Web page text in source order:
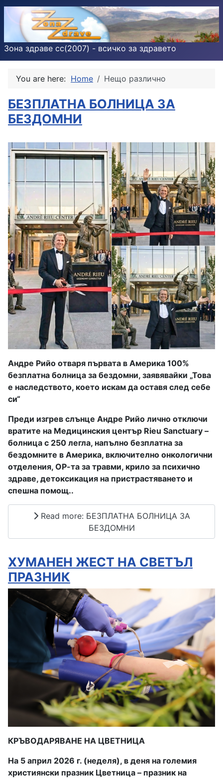
Зона здраве cc(2007) - всичко за здравето
You are here: Home Нещо различно
БЕЗПЛАТНА БОЛНИЦА ЗА
БЕЗДОМНИ
Андре Рийо отваря първата в Америка 100%
безплатна болница за бездомни, заявявайки „Това
е наследството, което искам да оставя след себе
си“
Преди изгрев слънце Андре Рийо лично отключи
вратите на Медицинския център Rieu Sanctuary –
болница с 250 легла, напълно безплатна за
бездомните в Америка, включително онкологични
отделения, ОР-та за травми, крило за психично
здраве, детоксикация на пристрастяването и
спешна помощ..
Read more: БЕЗПЛАТНА БОЛНИЦА ЗА
БЕЗДОМНИ
ХУМАНЕН ЖЕСТ НА СВЕТЪЛ
ПРАЗНИК
КРЪВОДАРЯВАНЕ НА ЦВЕТНИЦА
На 5 април 2026 г. (неделя), в деня на големия
християнски празник Цветница – празник на